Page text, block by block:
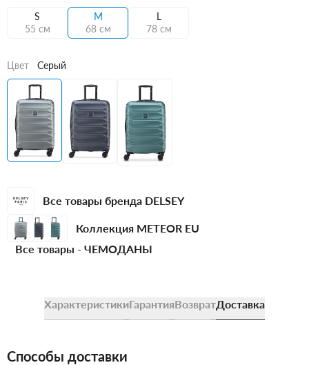
S
55 см
M
68 см
L
78 см
Цвет Серый
Все товары бренда DELSEY
Коллекция METEOR EU
Все товары - ЧЕМОДАНЫ
ХарактеристикиГарантияВозвратДоставка
Способы доставки